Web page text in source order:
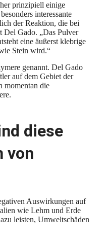
prinzipiell einige
interessante
der Reaktion, die bei
Del Gado. „Das Pulver
eine äußerst klebrige
Stein wird.“
genannt. Del Gado
auf dem Gebiet der
momentan die
diese
von
Auswirkungen auf
wie Lehm und Erde
leisten, Umweltschäden